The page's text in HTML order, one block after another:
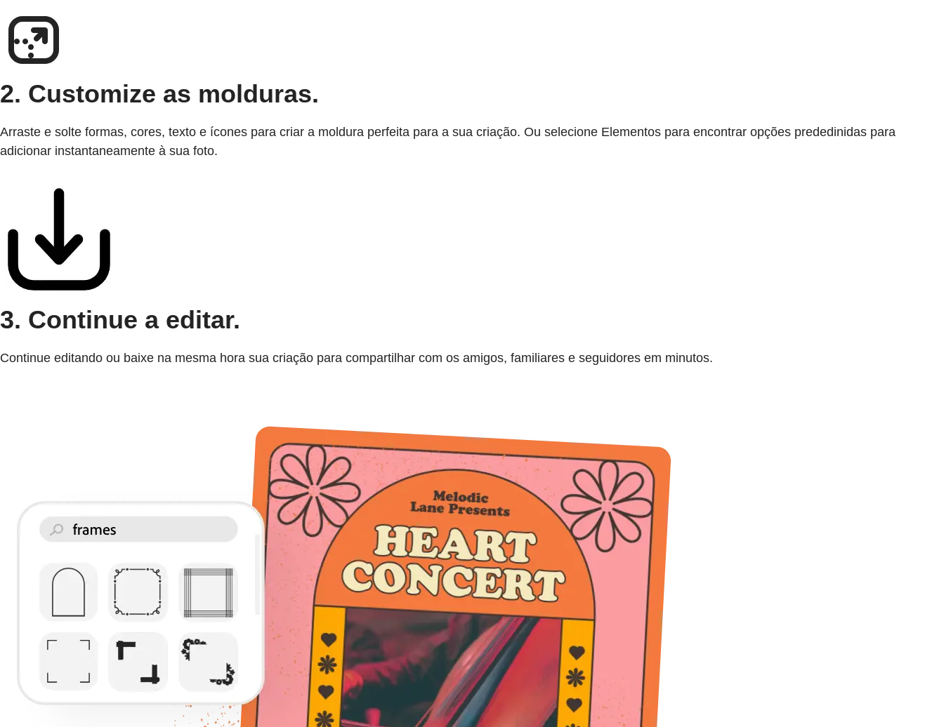
2. Customize as molduras.
Arraste e solte formas, cores, texto e ícones para criar a moldura perfeita para a sua criação. Ou selecione Elementos para encontrar opções prededinidas para
adicionar instantaneamente à sua foto.
3. Continue a editar.
Continue editando ou baixe na mesma hora sua criação para compartilhar com os amigos, familiares e seguidores em minutos.